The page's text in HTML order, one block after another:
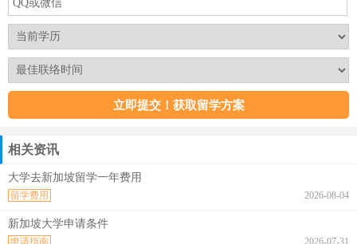
相关资讯
大学去新加坡留学一年费用
2026-08-04
留学费用
新加坡大学申请条件
2026-07-31
申请指南